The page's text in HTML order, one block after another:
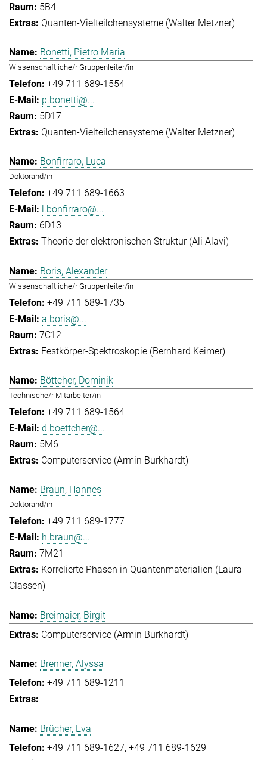
5B4
Quanten-Vielteilchensysteme (Walter Metzner)
Bonetti, Pietro Maria
Wissenschaftliche/r Gruppenleiter/in
+49 711 689-1554
p.bonetti@...
5D17
Quanten-Vielteilchensysteme (Walter Metzner)
Bonfirraro, Luca
Doktorand/in
+49 711 689-1663
l.bonfirraro@...
6D13
Theorie der elektronischen Struktur (Ali Alavi)
Boris, Alexander
Wissenschaftliche/r Gruppenleiter/in
+49 711 689-1735
a.boris@...
7C12
Festkörper-Spektroskopie (Bernhard Keimer)
Böttcher, Dominik
Technische/r Mitarbeiter/in
+49 711 689-1564
d.boettcher@...
5M6
Computerservice (Armin Burkhardt)
Braun, Hannes
Doktorand/in
+49 711 689-1777
h.braun@...
7M21
Korrelierte Phasen in Quantenmaterialien (Laura
Classen)
Breimaier, Birgit
Computerservice (Armin Burkhardt)
Brenner, Alyssa
+49 711 689-1211
Brücher, Eva
+49 711 689-1627 +49 711 689-1629